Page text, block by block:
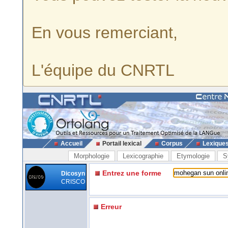
En vous remerciant,
L'équipe du CNRTL
Accueil Portail lexical Corpus
Morphologie Lexicographie Etymologie
Dicosyn
CRISCO
Entrez une forme
Erreur